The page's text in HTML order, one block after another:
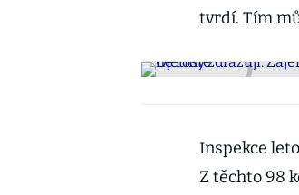
tvrdí. Tím
Inspekce
Z těchto 98